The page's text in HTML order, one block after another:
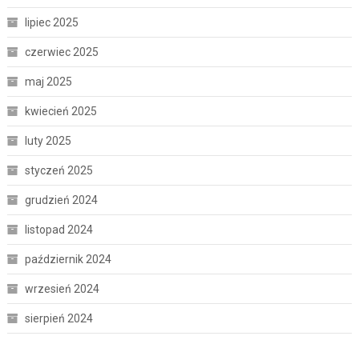
lipiec 2025
czerwiec 2025
maj 2025
kwiecień 2025
luty 2025
styczeń 2025
grudzień 2024
listopad 2024
październik 2024
wrzesień 2024
sierpień 2024